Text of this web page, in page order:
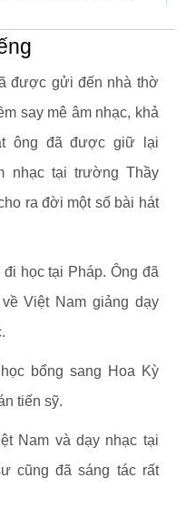
được gửi đến nhà thờ
say mê âm nhạc, khả
ông đã được giữ lại
nhạc tại trường Thầy
ra đời một số bài hát
học tại Pháp. Ông đã
Việt Nam giảng dạy
bổng sang Hoa Kỳ
tiến sỹ.
Nam và dạy nhạc tại
cũng đã sáng tác rất